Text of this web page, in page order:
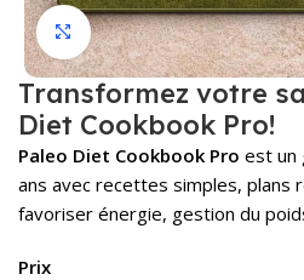
Click to enlarge
Transformez votre
Diet Cookbook Pro!
Paleo Diet Cookbook Pro est un
ans avec recettes simples, plans
favoriser énergie, gestion du
Prix